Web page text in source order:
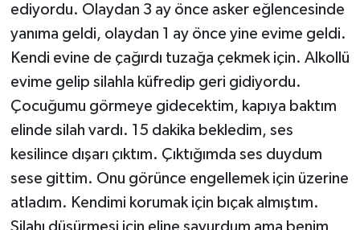
ediyordu. Olaydan 3 ay önce asker eğlencesinde
yanıma geldi, olaydan 1 ay önce yine evime geldi.
Kendi evine de çağırdı tuzağa çekmek için. Alkollü
evime gelip silahla küfredip geri gidiyordu.
Çocuğumu görmeye gidecektim, kapıya baktım
elinde silah vardı. 15 dakika bekledim, ses
kesilince dışarı çıktım. Çıktığımda ses duydum
sese gittim. Onu görünce engellemek için üzerine
atladım. Kendimi korumak için bıçak almıştım.